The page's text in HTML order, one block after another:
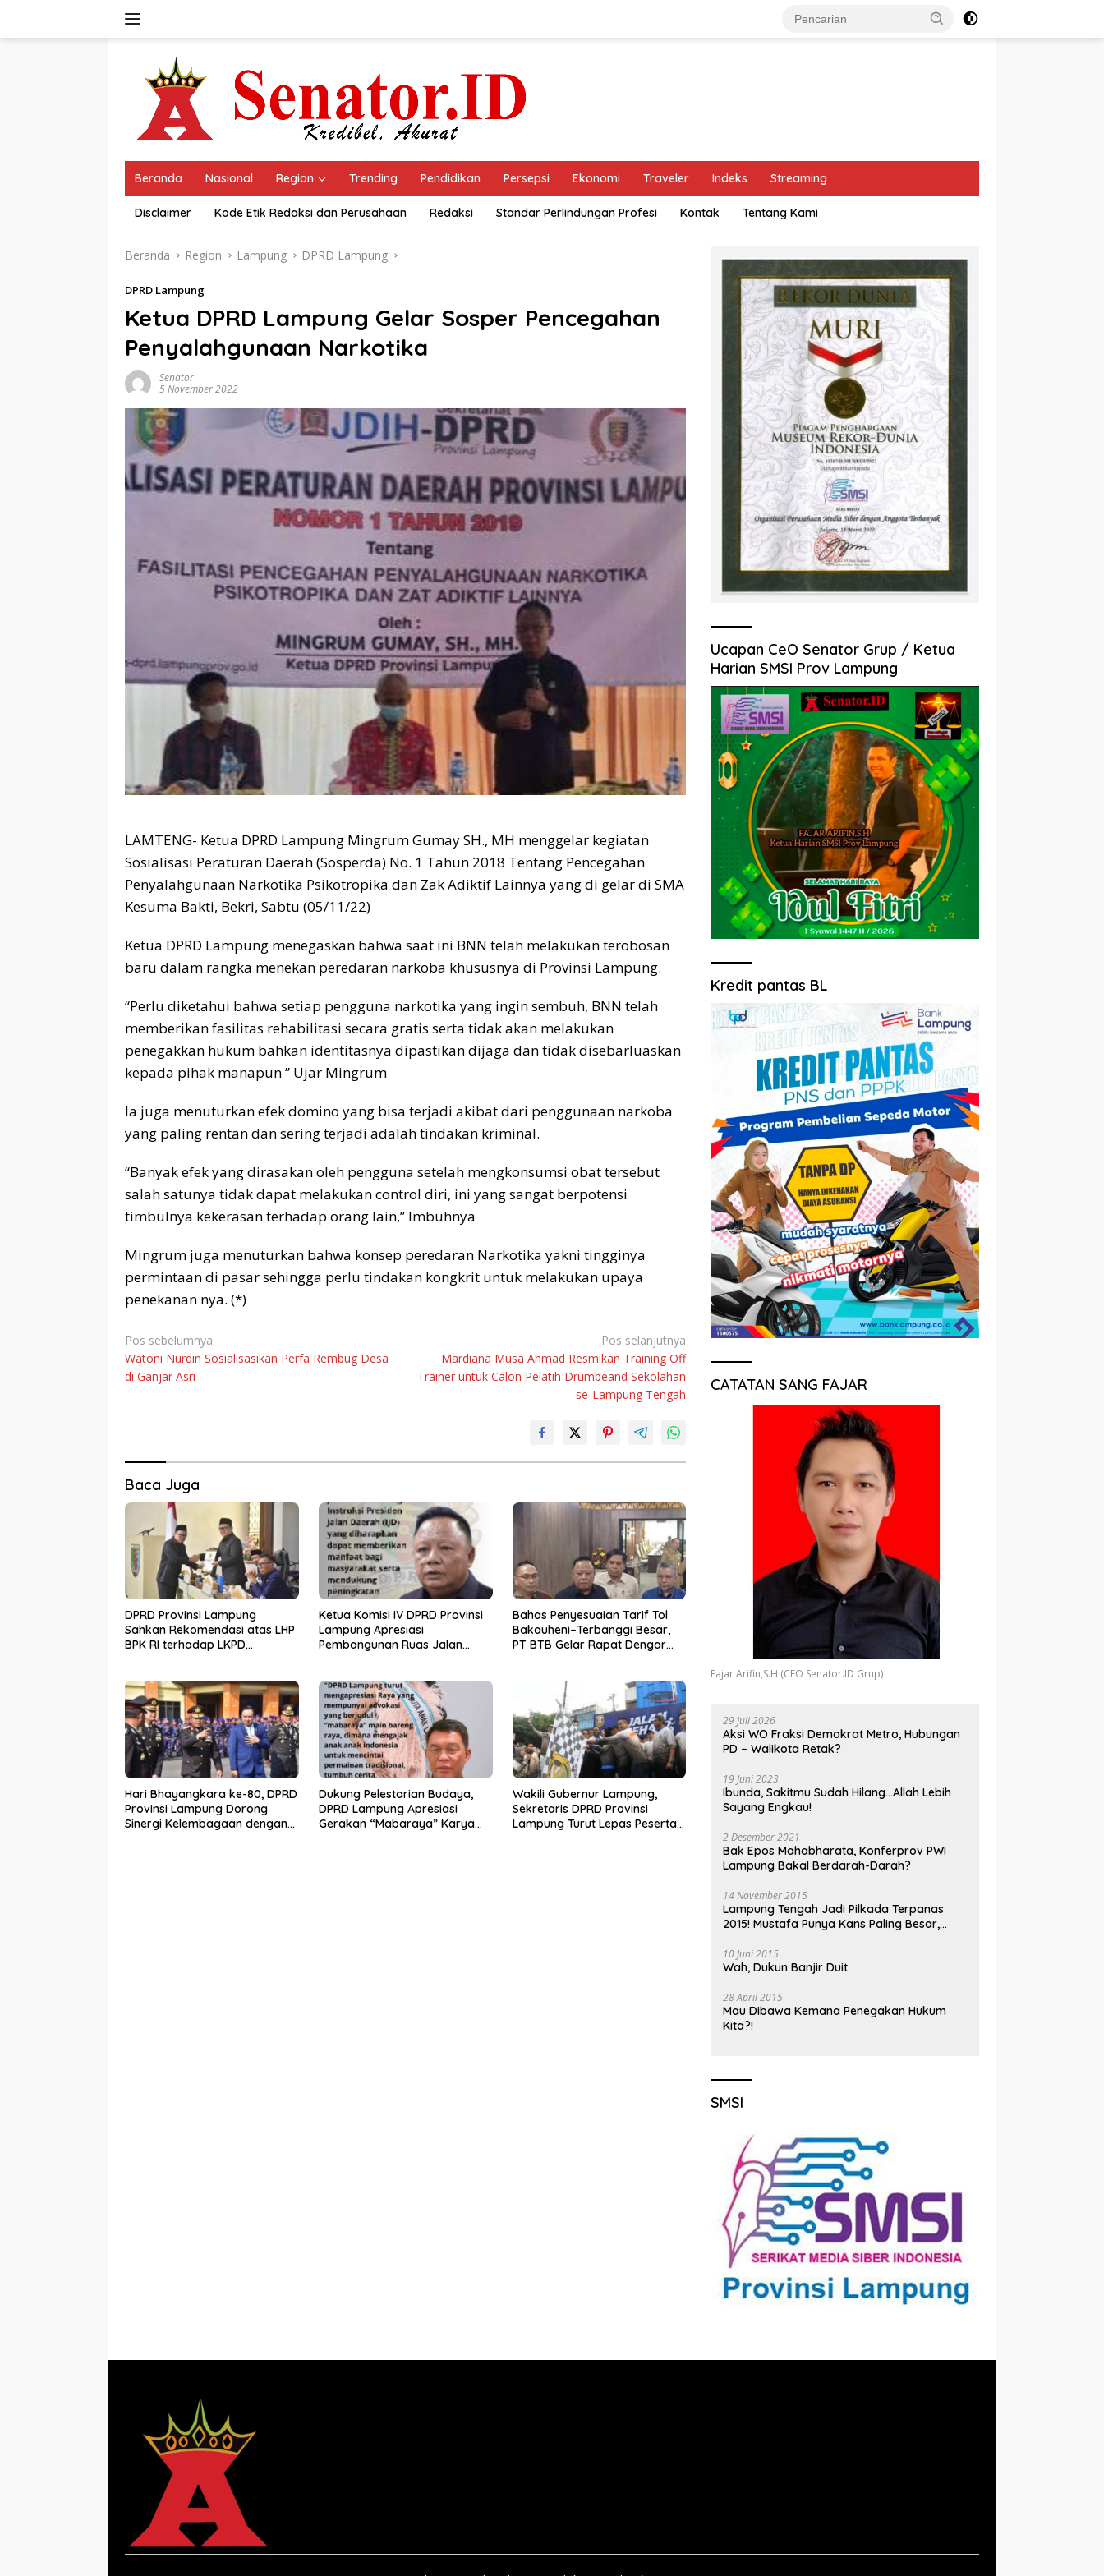
Beranda Nasional Region Trending Pendidikan Persepsi Ekonomi Traveler Indeks Streaming
Disclaimer Kode Etik Redaksi dan Perusahaan Redaksi Standar Perlindungan Profesi Kontak Tentang Kami
Beranda Region Lampung DPRD Lampung
DPRD Lampung
Ketua DPRD Lampung Gelar Sosper Pencegahan
Penyalahgunaan Narkotika
Senator
5 November 2022
LAMTENG- Ketua DPRD Lampung Mingrum Gumay SH., MH menggelar kegiatan
Sosialisasi Peraturan Daerah (Sosperda) No. 1 Tahun 2018 Tentang Pencegahan
Penyalahgunaan Narkotika Psikotropika dan Zak Adiktif Lainnya yang di gelar di SMA
Kesuma Bakti, Bekri, Sabtu (05/11/22)
Ketua DPRD Lampung menegaskan bahwa saat ini BNN telah melakukan terobosan
baru dalam rangka menekan peredaran narkoba khususnya di Provinsi Lampung.
“Perlu diketahui bahwa setiap pengguna narkotika yang ingin sembuh, BNN telah
memberikan fasilitas rehabilitasi secara gratis serta tidak akan melakukan
penegakkan hukum bahkan identitasnya dipastikan dijaga dan tidak disebarluaskan
kepada pihak manapun ” Ujar Mingrum
Ia juga menuturkan efek domino yang bisa terjadi akibat dari penggunaan narkoba
yang paling rentan dan sering terjadi adalah tindakan kriminal.
“Banyak efek yang dirasakan oleh pengguna setelah mengkonsumsi obat tersebut
salah satunya tidak dapat melakukan control diri, ini yang sangat berpotensi
timbulnya kekerasan terhadap orang lain,” Imbuhnya
Mingrum juga menuturkan bahwa konsep peredaran Narkotika yakni tingginya
permintaan di pasar sehingga perlu tindakan kongkrit untuk melakukan upaya
penekanan nya. (*)
Navigasi
pos
Pos sebelumnya
Watoni Nurdin Sosialisasikan Perfa Rembug Desa
di Ganjar Asri
Pos selanjutnya
Mardiana Musa Ahmad Resmikan Training Off
Trainer untuk Calon Pelatih Drumbeand Sekolahan
se-Lampung Tengah
Baca Juga
DPRD Provinsi Lampung
Sahkan Rekomendasi atas LHP
BPK RI terhadap LKPD
Ketua Komisi IV DPRD Provinsi
Lampung Apresiasi
Pembangunan Ruas Jalan
Bahas Penyesuaian Tarif Tol
Bakauheni–Terbanggi Besar,
PT BTB Gelar Rapat Dengar
Hari Bhayangkara ke-80, DPRD
Provinsi Lampung Dorong
Sinergi Kelembagaan dengan
Dukung Pelestarian Budaya,
DPRD Lampung Apresiasi
Gerakan “Mabaraya” Karya
Wakili Gubernur Lampung,
Sekretaris DPRD Provinsi
Lampung Turut Lepas Peserta
Ucapan CeO Senator Grup / Ketua
Harian SMSI Prov Lampung
Kredit pantas BL
CATATAN SANG FAJAR
Fajar Arifin,S.H (CEO Senator.ID Grup)
29 Juli 2026
Aksi WO Fraksi Demokrat Metro, Hubungan
PD – Walikota Retak?
19 Juni 2023
Ibunda, Sakitmu Sudah Hilang…Allah Lebih
Sayang Engkau!
2 Desember 2021
Bak Epos Mahabharata, Konferprov PWI
Lampung Bakal Berdarah-Darah?
14 November 2015
Lampung Tengah Jadi Pilkada Terpanas
2015! Mustafa Punya Kans Paling Besar,
10 Juni 2015
Wah, Dukun Banjir Duit
28 April 2015
Mau Dibawa Kemana Penegakan Hukum
Kita?!
SMSI